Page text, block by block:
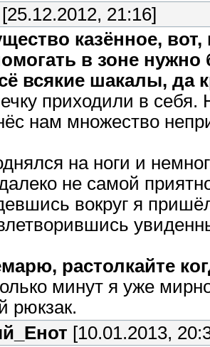
[25.12.2012, 21:16]
казённое,
в зоне
всякие шакалы, да
приходили в
нам множество
на ноги и
не самой
вокруг я
растолкайте
минут я уже
рюкзак.
[10.01.2013,